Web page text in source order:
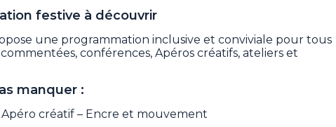
festive à découvrir
une programmation inclusive et conviviale pour tous
commentées, conférences, Apéros créatifs, ateliers et
manquer :
Apéro créatif – Encre et mouvement